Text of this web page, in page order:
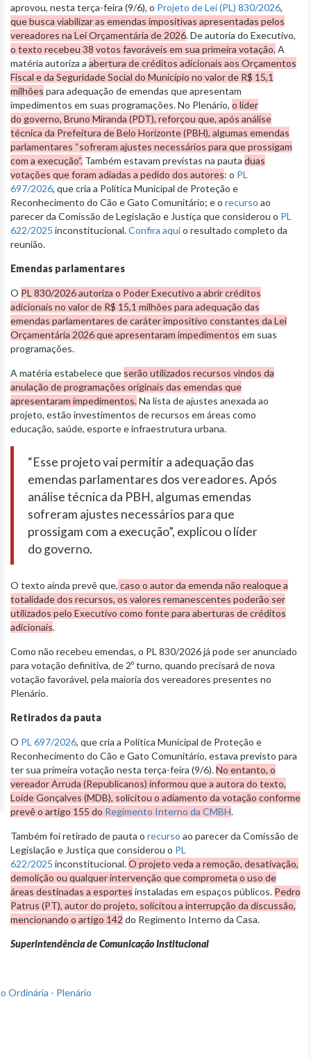
aprovou, nesta terça-feira (9/6), o Projeto de Lei (PL) 830/2026,
que busca viabilizar as emendas impositivas apresentadas pelos
vereadores na Lei Orçamentária de 2026. De autoria do Executivo,
o texto recebeu 38 votos favoráveis em sua primeira votação.A
matéria autoriza a abertura de créditos adicionais aos Orçamentos
Fiscal e da Seguridade Social do Município no valor de R$ 15,1
milhões para adequação de emendas que apresentam
impedimentos em suas programações. No Plenário, o líder
do governo, Bruno Miranda (PDT), reforçou que, após análise
técnica da Prefeitura de Belo Horizonte (PBH), algumas emendas
parlamentares “sofreram ajustes necessários para que prossigam
com a execução”. Também estavam previstas na pauta duas
votações que foram adiadas a pedido dos autores: o PL
697/2026, que cria a Política Municipal de Proteção e
Reconhecimento do Cão e Gato Comunitário; e o recurso ao
parecer da Comissão de Legislação e Justiça que considerou o PL
622/2025 inconstitucional.Confira aquio resultado completo da
reunião.
Emendas parlamentares
O PL 830/2026 autoriza o Poder Executivo a abrir créditos
adicionais no valor de R$ 15,1 milhões para adequação das
emendas parlamentares de caráter impositivo constantes da Lei
Orçamentária 2026 que apresentaram impedimentos em suas
programações.
A matéria estabelece que serão utilizados recursos vindos da
anulação de programações originais das emendas que
apresentaram impedimentos.Na lista de ajustes anexada ao
projeto, estão investimentos de recursos em áreas como
educação, saúde, esporte e infraestrutura urbana.
“Esse projeto vai permitir a adequação das
emendas parlamentares dos vereadores. Após
análise técnica da PBH, algumas emendas
sofreram ajustes necessários para que
prossigam com a execução”, explicou o líder
do governo.
O texto ainda prevê que, caso o autor da emenda não realoque a
totalidade dos recursos, os valores remanescentes poderão ser
utilizados pelo Executivo como fonte para aberturas de créditos
adicionais.
Como não recebeu emendas, o PL 830/2026 já pode ser anunciado
para votação definitiva, de 2º turno, quando precisará de nova
votação favorável, pela maioria dos vereadores presentes no
Plenário.
Retirados da pauta
O PL 697/2026, que cria a Política Municipal de Proteção e
Reconhecimento do Cão e Gato Comunitário, estava previsto para
ter sua primeira votação nesta terça-feira (9/6).No entanto, o
vereador Arruda (Republicanos) informou que a autora do texto,
Loíde Gonçalves (MDB), solicitou o adiamento da votação conforme
prevê o artigo 155 do Regimento Interno da CMBH.
Também foi retirado de pauta o recurso ao parecer da Comissão de
Legislação e Justiça que considerou o PL
622/2025 inconstitucional.O projeto veda a remoção, desativação,
demolição ou qualquer intervenção que comprometa o uso de
áreas destinadas a esportes instaladas em espaços públicos. Pedro
Patrus (PT), autor do projeto, solicitou a interrupção da discussão,
mencionando o artigo 142 do Regimento Interno da Casa.
Superintendência de Comunicação Institucional